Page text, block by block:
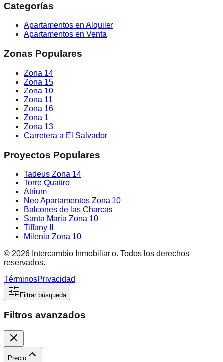
Categorías
Apartamentos en Alquiler
Apartamentos en Venta
Zonas Populares
Zona 14
Zona 15
Zona 10
Zona 11
Zona 16
Zona 1
Zona 13
Carretera a El Salvador
Proyectos Populares
Tadeus Zona 14
Torre Quattro
Atrium
Neo Apartamentos Zona 10
Balcones de las Charcas
Santa Maria Zona 10
Tiffany II
Milenia Zona 10
© 2026 Intercambio Inmobiliario. Todos los derechos
reservados.
TérminosPrivacidad
Filtrar búsqueda
Filtros avanzados
Precio